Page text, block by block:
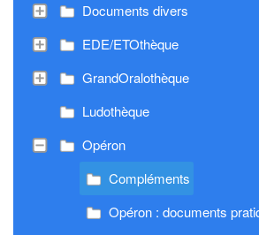
Documents divers
EDE/ETOthèque
GrandOralothèque
Ludothèque
Opéron
Compléments
Opéron : documents